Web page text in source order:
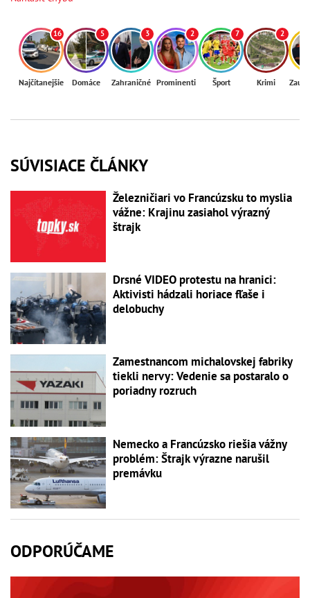
16
Najčítanejšie
5
Domáce
3
Zahraničné
2
Prominenti
7
Šport
2
Krimi
SÚVISIACE ČLÁNKY
Železničiari vo Francúzsku to myslia
vážne: Krajinu zasiahol výrazný
štrajk
Drsné VIDEO protestu na hranici:
Aktivisti hádzali horiace fľaše i
delobuchy
Zamestnancom michalovskej fabriky
tiekli nervy: Vedenie sa postaralo o
poriadny rozruch
Nemecko a Francúzsko riešia vážny
problém: Štrajk výrazne narušil
premávku
ODPORÚČAME